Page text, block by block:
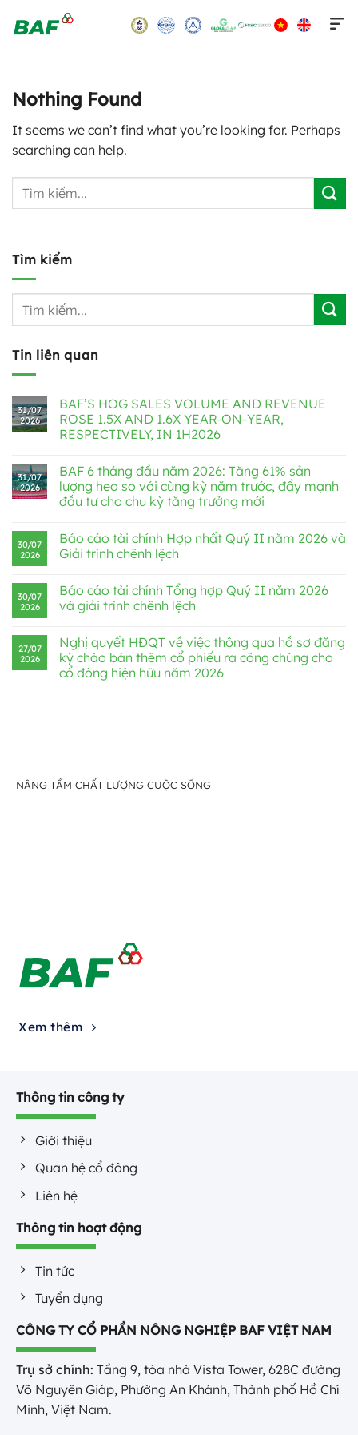
Nothing Found
It seems we can’t find what you’re looking for. Perhaps
searching can help.
Tìm kiếm
Tin liên quan
31/07
2026
BAF’S HOG SALES VOLUME AND REVENUE
ROSE 1.5X AND 1.6X YEAR-ON-YEAR,
RESPECTIVELY, IN 1H2026
31/07
2026
BAF 6 tháng đầu năm 2026: Tăng 61% sản
lượng heo so với cùng kỳ năm trước, đẩy mạnh
đầu tư cho chu kỳ tăng trưởng mới
30/07
2026
Báo cáo tài chính Hợp nhất Quý II năm 2026 và
Giải trình chênh lệch
30/07
2026
Báo cáo tài chính Tổng hợp Quý II năm 2026
và giải trình chênh lệch
27/07
2026
Nghị quyết HĐQT về việc thông qua hồ sơ đăng
ký chào bán thêm cổ phiếu ra công chúng cho
cổ đông hiện hữu năm 2026
NÂNG TẦM CHẤT LƯỢNG CUỘC SỐNG
Xem thêm
Thông tin công ty
Giới thiệu
Quan hệ cổ đông
Liên hệ
Thông tin hoạt động
Tin tức
Tuyển dụng
CÔNG TY CỔ PHẦN NÔNG NGHIỆP BAF VIỆT NAM
Trụ sở chính: Tầng 9, tòa nhà Vista Tower, 628C đường
Võ Nguyên Giáp, Phường An Khánh, Thành phố Hồ Chí
Minh, Việt Nam.